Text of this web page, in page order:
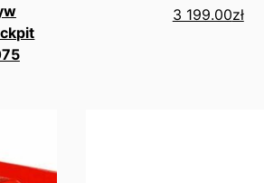
3 199.00zł